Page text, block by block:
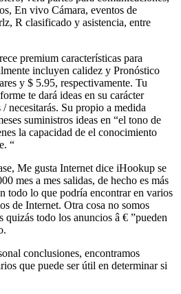
En vivo Cámara, eventos de
R clasificado y asistencia, entre
premium características para
incluyen calidez y Pronóstico
y $ 5.95, respectivamente. Tu
te dará ideas en su carácter
/ necesitarás. Su propio a medida
suministros ideas en “el tono de
la capacidad de el conocimiento
“
Me gusta Internet dice iHookup se
mes a mes salidas, de hecho es más
todo lo que podría encontrar en varios
de Internet. Otra cosa no somos
quizás todo los anuncios â € ”pueden
conclusiones, encontramos
que puede ser útil en determinar si